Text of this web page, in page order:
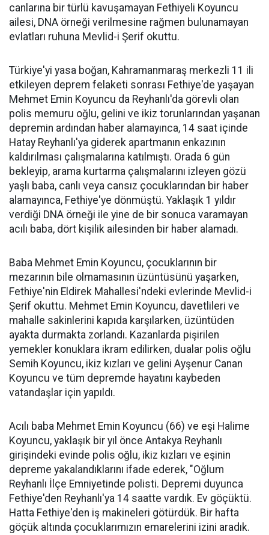
canlarına bir türlü kavuşamayan Fethiyeli Koyuncu
ailesi, DNA örneği verilmesine rağmen bulunamayan
evlatları ruhuna Mevlid-i Şerif okuttu.
Türkiye'yi yasa boğan, Kahramanmaraş merkezli 11 ili
etkileyen deprem felaketi sonrası Fethiye'de yaşayan
Mehmet Emin Koyuncu da Reyhanlı'da görevli olan
polis memuru oğlu, gelini ve ikiz torunlarından yaşanan
depremin ardından haber alamayınca, 14 saat içinde
Hatay Reyhanlı'ya giderek apartmanın enkazının
kaldırılması çalışmalarına katılmıştı. Orada 6 gün
bekleyip, arama kurtarma çalışmalarını izleyen gözü
yaşlı baba, canlı veya cansız çocuklarından bir haber
alamayınca, Fethiye'ye dönmüştü. Yaklaşık 1 yıldır
verdiği DNA örneği ile yine de bir sonuca varamayan
acılı baba, dört kişilik ailesinden bir haber alamadı.
Baba Mehmet Emin Koyuncu, çocuklarının bir
mezarının bile olmamasının üzüntüsünü yaşarken,
Fethiye'nin Eldirek Mahallesi'ndeki evlerinde Mevlid-i
Şerif okuttu. Mehmet Emin Koyuncu, davetlileri ve
mahalle sakinlerini kapıda karşılarken, üzüntüden
ayakta durmakta zorlandı. Kazanlarda pişirilen
yemekler konuklara ikram edilirken, dualar polis oğlu
Semih Koyuncu, ikiz kızları ve gelini Ayşenur Canan
Koyuncu ve tüm depremde hayatını kaybeden
vatandaşlar için yapıldı.
Acılı baba Mehmet Emin Koyuncu (66) ve eşi Halime
Koyuncu, yaklaşık bir yıl önce Antakya Reyhanlı
girişindeki evinde polis oğlu, ikiz kızları ve eşinin
depreme yakalandıklarını ifade ederek, "Oğlum
Reyhanlı İlçe Emniyetinde polisti. Depremi duyunca
Fethiye'den Reyhanlı'ya 14 saatte vardık. Ev göçüktü.
Hatta Fethiye'den iş makineleri götürdük. Bir hafta
göçük altında çocuklarımızın emarelerini izini aradık.